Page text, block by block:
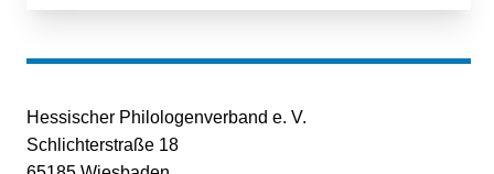
Hessischer Philologenverband e. V.
Schlichterstraße 18